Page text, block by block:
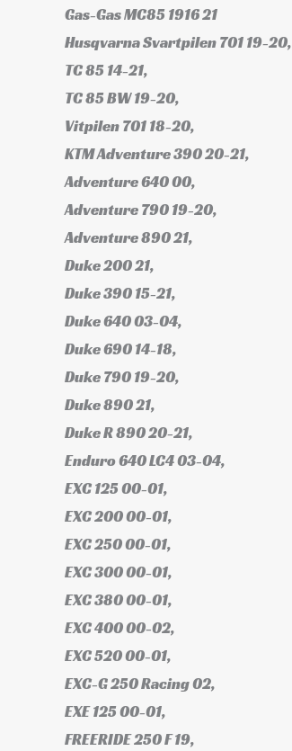
Gas-Gas MC85 1916 21
Husqvarna Svartpilen 701 19-20,
TC 85 14-21,
TC 85 BW 19-20,
Vitpilen 701 18-20,
KTM Adventure 390 20-21,
Adventure 640 00,
Adventure 790 19-20,
Adventure 890 21,
Duke 200 21,
Duke 390 15-21,
Duke 640 03-04,
Duke 690 14-18,
Duke 790 19-20,
Duke 890 21,
Duke R 890 20-21,
Enduro 640 LC4 03-04,
EXC 125 00-01,
EXC 200 00-01,
EXC 250 00-01,
EXC 300 00-01,
EXC 380 00-01,
EXC 400 00-02,
EXC 520 00-01,
EXC-G 250 Racing 02,
EXE 125 00-01,
FREERIDE 250 F 19,